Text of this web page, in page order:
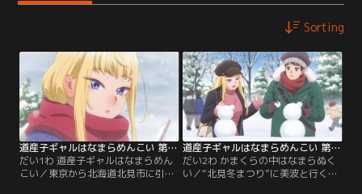
Sorting
道産子ギャルはなまらめんこい 第01話
だい1わ 道産子ギャルはなまらめん
こい／東京から北海道北見市に引っ
道産子ギャルはなまらめんこい 第02話
だい2わ かまくらの中はなまらぬく
い／“北見冬まつり”に美波と行くこ
とになった翼。「これって…デー